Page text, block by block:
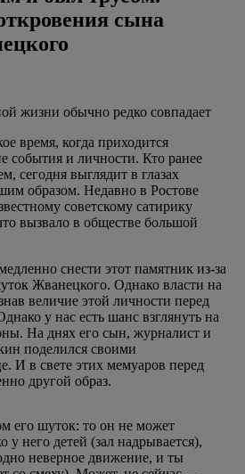
сына
жизни обычно редко совпадает
время, когда приходится
события и личности. Кто ранее
сегодня выглядит в глазах
образом. Недавно в Ростове
советскому сатирику
вызвало в обществе большой
снести этот памятник из-за
Жванецкого. Однако власти на
величие этой личности перед
у нас есть шанс взглянуть на
На днях его сын, журналист и
поделился своими
И в свете этих мемуаров перед
другой образ.
его шуток: то он не может
у него детей (зал надрывается),
неверное движение, и ты